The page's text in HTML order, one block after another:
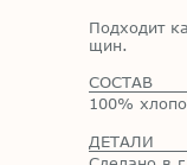
Под­хо­дит
щин.
СОСТАВ
100%
ДЕТАЛИ